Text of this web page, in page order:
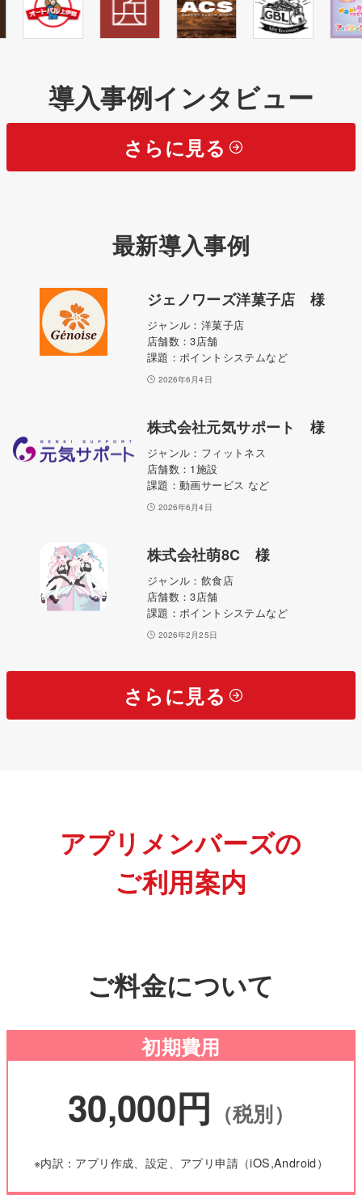
導入事例インタビュー
さらに見る
最新導入事例
ジェノワーズ洋菓子店 様
ジャンル：洋菓子店
店舗数：3店舗
課題：ポイントシステムなど
2026年6月4日
株式会社元気サポート 様
ジャンル：フィットネス
店舗数：1施設
課題：動画サービス など
2026年6月4日
株式会社萌8C 様
ジャンル：飲食店
店舗数：3店舗
課題：ポイントシステムなど
2026年2月25日
さらに見る
アプリメンバーズの
ご利用案内
ご料金について
初期費用
30,000円 （税別）
※内訳：アプリ作成、設定、アプリ申請（iOS,Android）